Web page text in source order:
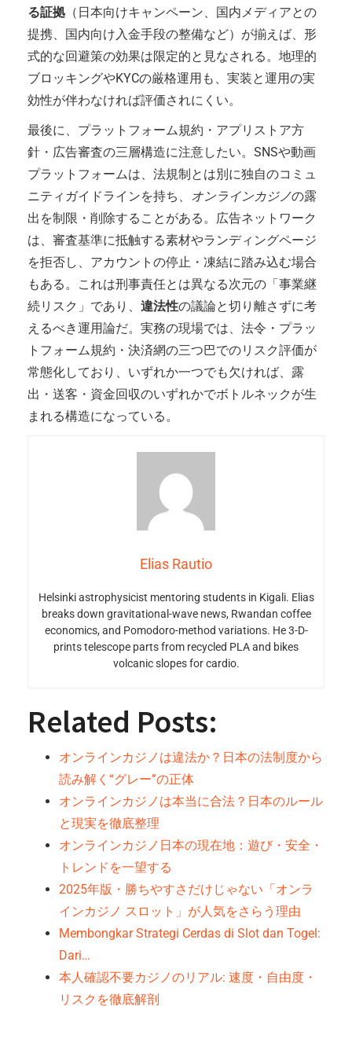
る証拠 （日本向けキャンペーン、国内メディアとの
提携、国内向け入金手段の整備など）が揃えば、形
式的な回避策の効果は限定的と見なされる。地理的
ブロッキングやKYCの厳格運用も、実装と運用の実
効性が伴わなければ評価されにくい。
最後に、プラットフォーム規約・アプリストア方
針・広告審査の三層構造に注意したい。SNSや動画
プラットフォームは、法規制とは別に独自のコミュ
ニティガイドラインを持ち、 オンラインカジノの露
出を制限・削除することがある。広告ネットワーク
は、審査基準に抵触する素材やランディングページ
を拒否し、アカウントの停止・凍結に踏み込む場合
もある。これは刑事責任とは異なる次元の「事業継
続リスク」であり、 違法性の議論と切り離さずに考
えるべき運用論だ。実務の現場では、法令・プラッ
トフォーム規約・決済網の三つ巴でのリスク評価が
常態化しており、いずれか一つでも欠ければ、露
出・送客・資金回収のいずれかでボトルネックが生
まれる構造になっている。
Elias Rautio
Helsinki astrophysicist mentoring students in Kigali. Elias
breaks down gravitational-wave news, Rwandan coffee
economics, and Pomodoro-method variations. He 3-D-
prints telescope parts from recycled PLA and bikes
volcanic slopes for cardio.
Related Posts:
オンラインカジノは違法か？日本の法制度から
読み解く“グレー”の正体
オンラインカジノは本当に合法？日本のルール
と現実を徹底整理
オンラインカジノ日本の現在地：遊び・安全・
トレンドを一望する
2025年版・勝ちやすさだけじゃない「オンラ
インカジノ スロット」が人気をさらう理由
Membongkar Strategi Cerdas di Slot dan Togel:
Dari…
本人確認不要カジノのリアル: 速度・自由度・
リスクを徹底解剖